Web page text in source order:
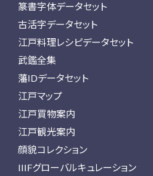
篆書字体データセット
古活字データセット
江戸料理レシピデータセット
武鑑全集
藩IDデータセット
江戸マップ
江戸買物案内
江戸観光案内
顔貌コレクション
IIIFグローバルキュレーション